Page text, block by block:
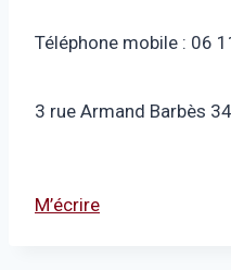
Téléphone mobile : 06
3 rue Armand Barbès
M’écrire